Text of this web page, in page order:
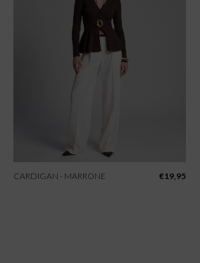
CARDIGAN - MARRONE €19,95